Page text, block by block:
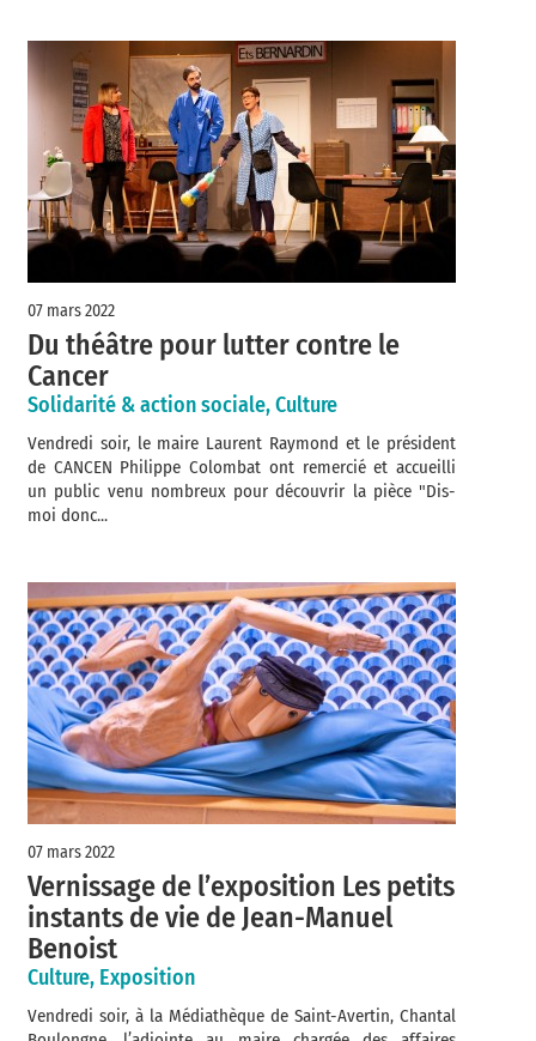
07 mars 2022
Du théâtre pour lutter contre le
Cancer
Solidarité & action sociale, Culture
Vendredi soir, le maire Laurent Raymond et le président
de CANCEN Philippe Colombat ont remercié et accueilli
un public venu nombreux pour découvrir la pièce "Dis-
moi donc...
07 mars 2022
Vernissage de l’exposition Les petits
instants de vie de Jean-Manuel
Benoist
Culture, Exposition
Vendredi soir, à la Médiathèque de Saint-Avertin, Chantal